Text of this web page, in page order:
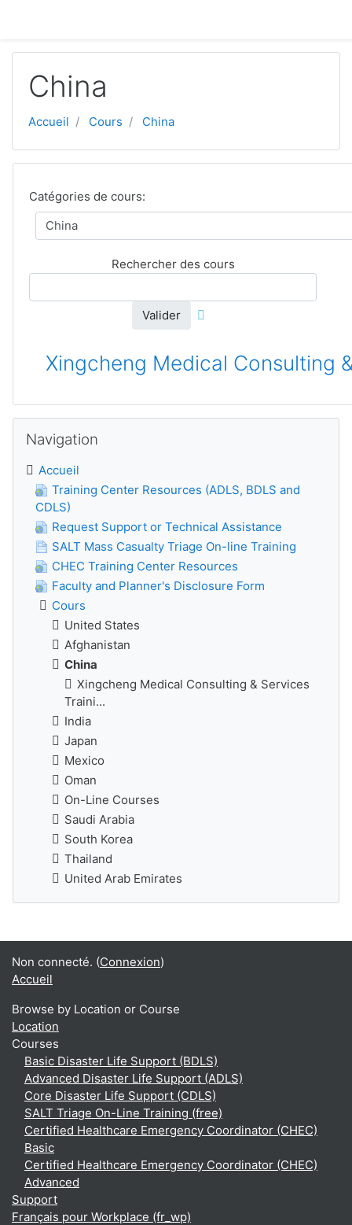
China
Accueil Cours China
Catégories de cours:
Rechercher des cours
Valider
Xingcheng Medical Consulting
Navigation
Accueil
Training Center Resources (ADLS, BDLS and
CDLS)
Request Support or Technical Assistance
SALT Mass Casualty Triage On-line Training
CHEC Training Center Resources
Faculty and Planner's Disclosure Form
Cours
United States
Afghanistan
China
Xingcheng Medical Consulting & Services
Traini...
India
Japan
Mexico
Oman
On-Line Courses
Saudi Arabia
South Korea
Thailand
United Arab Emirates
Non connecté. (Connexion)
Accueil
Browse by Location or Course
Location
Courses
Basic Disaster Life Support (BDLS)
Advanced Disaster Life Support (ADLS)
Core Disaster Life Support (CDLS)
SALT Triage On-Line Training (free)
Certified Healthcare Emergency Coordinator (CHEC)
Basic
Certified Healthcare Emergency Coordinator (CHEC)
Advanced
Support
Français pour Workplace ‎(fr_wp)‎